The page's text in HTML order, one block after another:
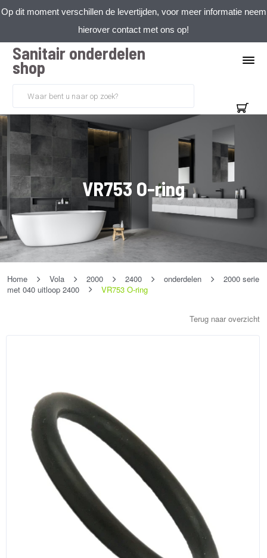
Op dit moment verschillen de levertijden, voor meer informatie neem
hierover contact met ons op!
Sanitair onderdelen
shop
VR753 O-ring
Home Vola 2000 2400 onderdelen
2000 serie
met 040 uitloop 2400
VR753 O-ring
Terug naar overzicht